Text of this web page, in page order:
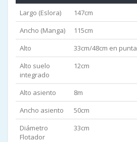
Largo (Eslora)
147cm
Ancho (Manga)
115cm
Alto
33cm/48cm en punta
Alto suelo
integrado
12cm
Alto asiento
8m
Ancho asiento
50cm
Diámetro
Flotador
33cm